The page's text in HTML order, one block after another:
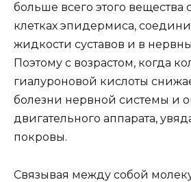
больше всего этого вещества
клетках эпидермиса,
жидкости суставов и в
Поэтому с возрастом, когда
гиалуроновой кислоты
болезни нервной системы и
двигательного аппарата,
покровы.
Связывая между собой